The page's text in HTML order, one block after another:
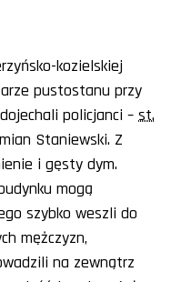
kozielskiej
pustostanu przy
policjanci – st.
Staniewski. Z
i gęsty dym.
mogą
szybko weszli do
mężczyzn,
na zewnątrz